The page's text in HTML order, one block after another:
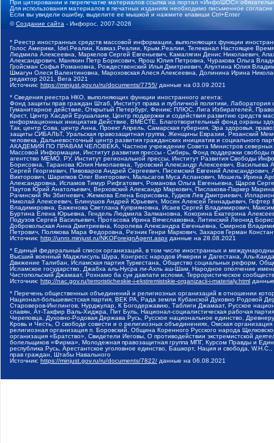
При цитировании и перепечатке материалов ссылка на портал «ИнфоШОС»
Для использования материалов в печатных изданиях необходимо письменное
Если вы увидели ошибку, выделите ее мышкой и нажмите клавиши Ctrl+Enter
©Создание сайта - Инфорос, 2007-2026
* Реестр иностранных средств массовой информации, выполняющих функции
Голос Америки, Idel.Реалии, Кавказ.Реалии, Крым.Реалии, Телеканал Настоящее
Людмила Алексеевна, Маркелов Сергей Евгеньевич, Камалягин Денис Николаевич,
Александрович, Маняхин Петр Борисович, Ярош Юлия Петровна, Чуракова Ольга
Гройсман Софья Романовна, Рождественский Илья Дмитриевич, Апухтина Юлия
Шмагун Олеся Валентиновна, Мароховская Алеся Алексеевна, Долинина Ирина
редактор 2021, Вега 2021
Источник: https://minjust.gov.ru/ru/documents/7755/ данные на 03.09.2021
* Сведения реестра НКО, выполняющих функции иностранного агента:
Фонд защиты прав граждан Штаб, Институт права и публичной политики,
Гуманитарное действие, Открытый Петербург, Феникс ПЛЮС, Лига Избирателей,
Крест, Центр Хасдей Ерушалаим, Центр поддержки и содействия развитию средств
информационных инициатив Действие, ВМЕСТЕ, Благотворительный фонд охраны
Так, центр Сова, центр Анна, Проект Апрель, Самарская губерния, Эра здоровья,
защиты СИБАЛЬТ, Уральская правозащитная группа, Женщины Евразии, Рязанский
человека, Дальневосточный центр развития гражданских инициатив и социального
АКАДЕМИЯ ПО ПРАВАМ ЧЕЛОВЕКА, Частное учреждение Совета Министров северных
Массовой Информации, Институт развития прессы - Сибирь, Фонд поддержки
агентство МЕМО. РУ, Институт региональной прессы, Институт Развития Свободы
Борисовна, Таранова Юлия Николаевна, Туровский Александр Алексеевич,
Сергей Георгиевич, Пивоваров Андрей Сергеевич, Писемский Евгений
Викторович, Шарипков Олег Викторович, Мальсагов Муса Асланович, Мошель Ирина
Александровна, Исламов Тимур Рифгатович, Романова Ольга Евгеньевна, Щаров
Паутов Юрий Анатольевич, Верховский Александр Маркович, Пислакова-Паркер
Рачинский Ян Збигневич, Жемкова Елена Борисовна, Гудков Лев Дмитриевич,
Николай Алексеевич, Блинушов Андрей Юрьевич, Мосин Алексей Геннадьевич,
Владимировна, Баженова Светлана Куприяновна, Исаев Сергей Владимирович,
Буртина Елена Юрьевна, Гендель Людмила Залмановна, Кокорина Екатерина
Подузов Сергей Васильевич, Протасова Ирина Вячеславовна, Литинский Леонид
Добровольская Анна Дмитриевна, Королева Александра Евгеньевна, Смирнов
Петрович, Полякова Мара Федоровна, Резник Генри Маркович, Захаров Герман
Источник: http://unro.minjust.ru/NKOForeignAgent.aspx данные на 28.08.2021
* Единый федеральный список организаций, в том числе иностранных и
Высший военный Маджлисуль Шура, Конгресс народов Ичкерии и Дагестана, Аль-
Движение Талибан, Исламская партия Туркестана, Общество социальных реформ,
Исламское государство, Джабха аль-Нусра ли-Ахль аш-Шам, Народное ополчение
Чистопольский Джамаат, Рохнамо ба суи давлати исломи, Террористическое
Источник: http://nac.gov.ru/terroristicheskie-i-ekstremistskie-organizacii-i-materialy.html
* Перечень общественных объединений и религиозных организаций в отношении
Национал-большевистская партия, ВЕК РА, Рада земли Кубанской Духовно Родовой
Староверов-Инглингов, Нурджулар, К Богодержавию, Таблиги Джамаат, Русское
славян, Ат-Такфир Валь-Хиджра, Пит Буль, Национал-социалистическая рабочая
Череповца, Духовно-Родовая Держава Русь, Русское национальное единство,
Кровь и Честь, О свободе совести и о религиозных объединениях, Омская
религиозная организация п. Боровский, Община Коренного Русского народа
организация «Братство», Свидетели Иеговы, О противодействии экстремистской
болельщиков «Фирма», Молодежная правозащитная группа МПГ, Курсом Правды и
республика Русь, Арестантское уголовное единство, Башкорт, Нация и свобода,
прав граждан, Штабы Навального
Источник: https://minjust.gov.ru/ru/documents/7822/ данные на 06.08.2021